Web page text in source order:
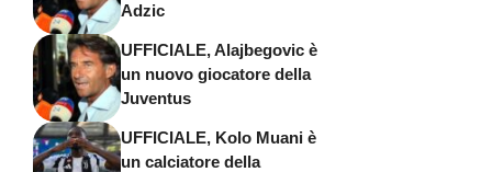
Adzic
UFFICIALE, Alajbegovic è
un nuovo giocatore della
Juventus
UFFICIALE, Kolo Muani è
un calciatore della